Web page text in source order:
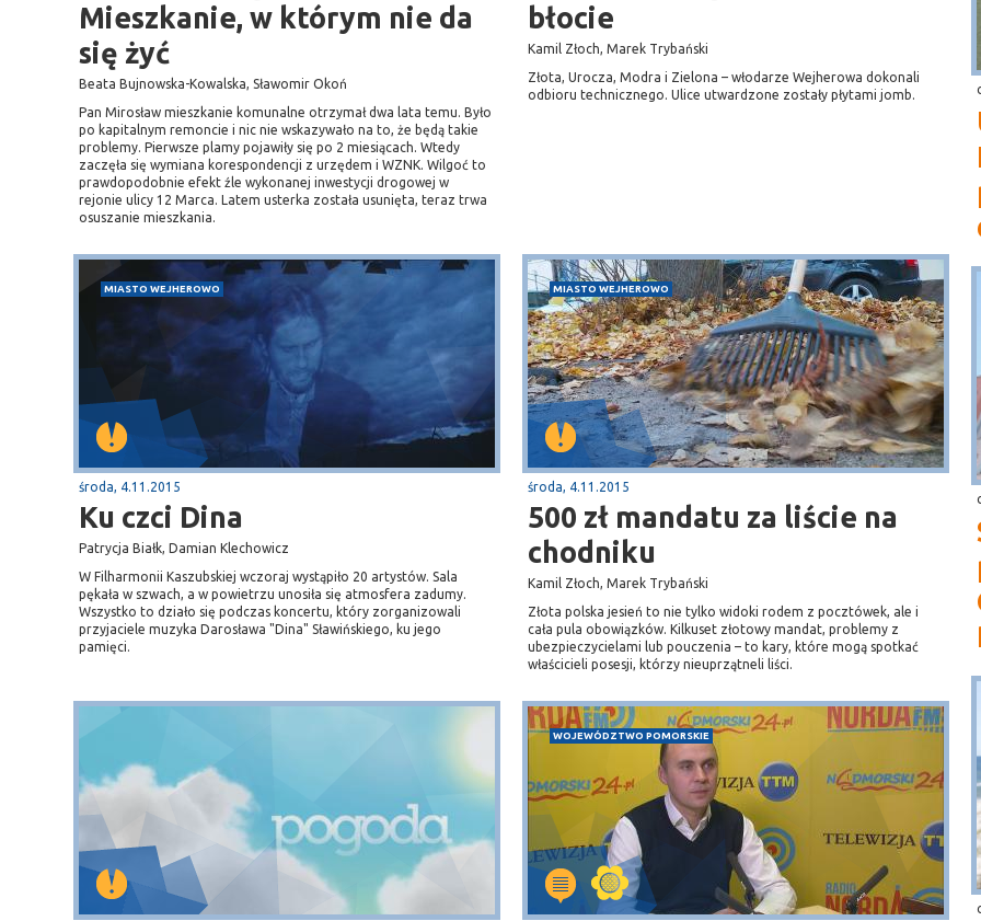
Mieszkanie, w którym nie da
się żyć
Beata Bujnowska-Kowalska, Sławomir Okoń
Pan Mirosław mieszkanie komunalne otrzymał dwa lata temu. Było
po kapitalnym remoncie i nic nie wskazywało na to, że będą takie
problemy. Pierwsze plamy pojawiły się po 2 miesiącach. Wtedy
zaczęła się wymiana korespondencji z urzędem i WZNK. Wilgoć to
prawdopodobnie efekt źle wykonanej inwestycji drogowej w
rejonie ulicy 12 Marca. Latem usterka została usunięta, teraz trwa
osuszanie mieszkania.
błocie
Kamil Złoch, Marek Trybański
Złota, Urocza, Modra i Zielona – włodarze Wejherowa dokonali
odbioru technicznego. Ulice utwardzone zostały płytami jomb.
MIASTO WEJHEROWO
środa, 4.11.2015
Ku czci Dina
Patrycja Białk, Damian Klechowicz
W Filharmonii Kaszubskiej wczoraj wystąpiło 20 artystów. Sala
pękała w szwach, a w powietrzu unosiła się atmosfera zadumy.
Wszystko to działo się podczas koncertu, który zorganizowali
przyjaciele muzyka Darosława "Dina" Sławińskiego, ku jego
pamięci.
MIASTO WEJHEROWO
środa, 4.11.2015
500 zł mandatu za liście na
chodniku
Kamil Złoch, Marek Trybański
Złota polska jesień to nie tylko widoki rodem z pocztówek, ale i
cała pula obowiązków. Kilkuset złotowy mandat, problemy z
ubezpieczycielami lub pouczenia – to kary, które mogą spotkać
właścicieli posesji, którzy nieuprzątneli liści.
WOJEWÓDZTWO POMORSKIE